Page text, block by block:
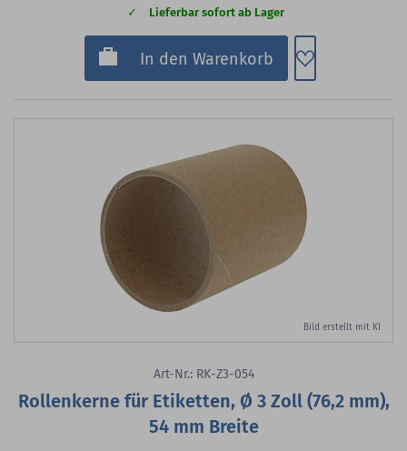
Lieferbar sofort ab Lager
In den Warenkorb Zum
Bild erstellt mit KI
Art-Nr.: RK-Z3-054
Rollenkerne für Etiketten, Ø 3 Zoll (76,2 mm),
54 mm Breite